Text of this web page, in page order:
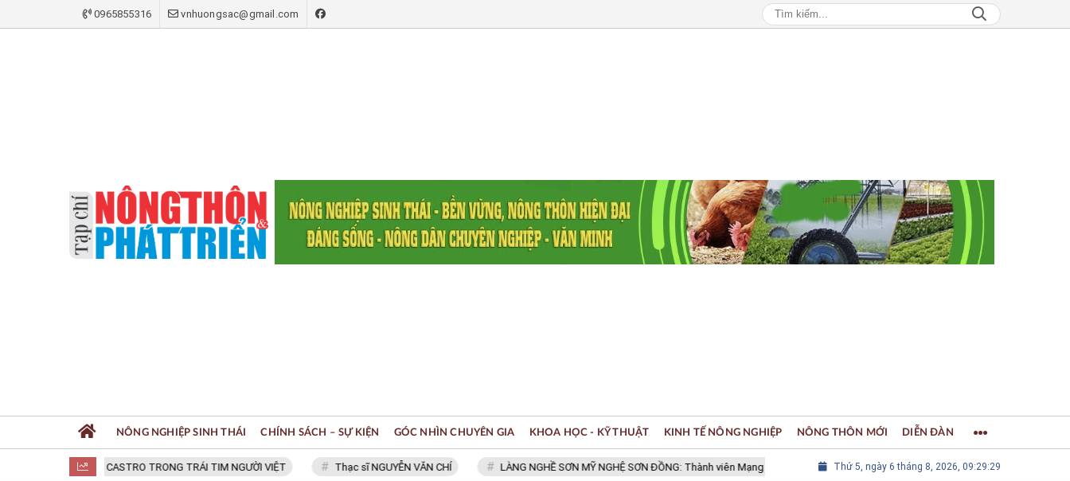
0965855316 vnhuongsac@gmail.com
FIDEL CASTRO TRONG TRÁI TIM NGƯỜI VIỆT Thạc sĩ NGUYỄN VĂN CHÍ LÀNG NGHỀ SƠN MỸ NGHỆ SƠN ĐỒNG: Thành viên Mạng lưới các Thành phố Thủ công sáng tạo Thế giới LÀNG NGHỀ
Thứ 5, ngày 6 tháng 8, 2026, 09:29:30
NÔNG NGHIỆP SINH THÁI CHÍNH SÁCH – SỰ KIỆN GÓC NHÌN CHUYÊN GIA KHOA HỌC - KỸ THUẬT KINH TẾ NÔNG NGHIỆP NÔNG THÔN MỚI DIỄN ĐÀN